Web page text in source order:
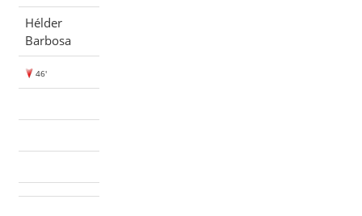
Hélder
Barbosa
46'